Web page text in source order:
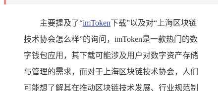
主要提及了“imToken下载”以及对“上海区块链
技术协会怎么样”的询问，imToken是一款热门的数
字钱包应用，其下载可能涉及用户对数字资产存储
与管理的需求，而对于上海区块链技术协会，人们
可能想了解其在推动区块链技术发展、行业规范制